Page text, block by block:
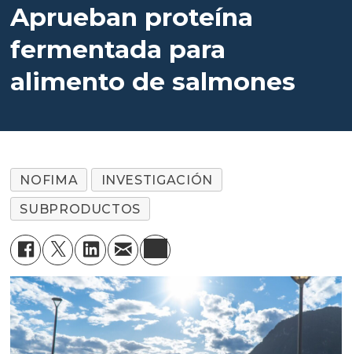
Aprueban proteína
fermentada para
alimento de salmones
NOFIMA
INVESTIGACIÓN
SUBPRODUCTOS